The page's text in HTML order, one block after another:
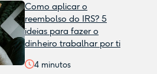
Como aplicar o
reembolso do IRS? 5
ideias para fazer o
dinheiro trabalhar por ti
4 minutos